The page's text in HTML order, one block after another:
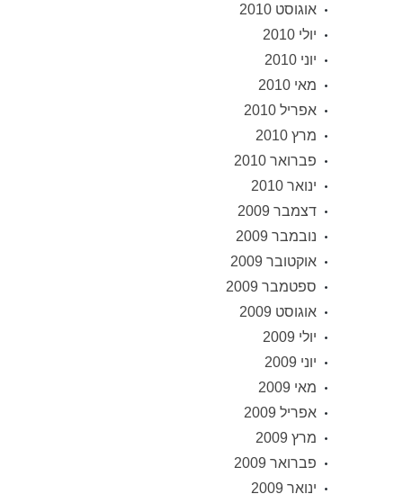
אוגוסט 2010
יולי 2010
יוני 2010
מאי 2010
אפריל 2010
מרץ 2010
פברואר 2010
ינואר 2010
דצמבר 2009
נובמבר 2009
אוקטובר 2009
ספטמבר 2009
אוגוסט 2009
יולי 2009
יוני 2009
מאי 2009
אפריל 2009
מרץ 2009
פברואר 2009
ינואר 2009